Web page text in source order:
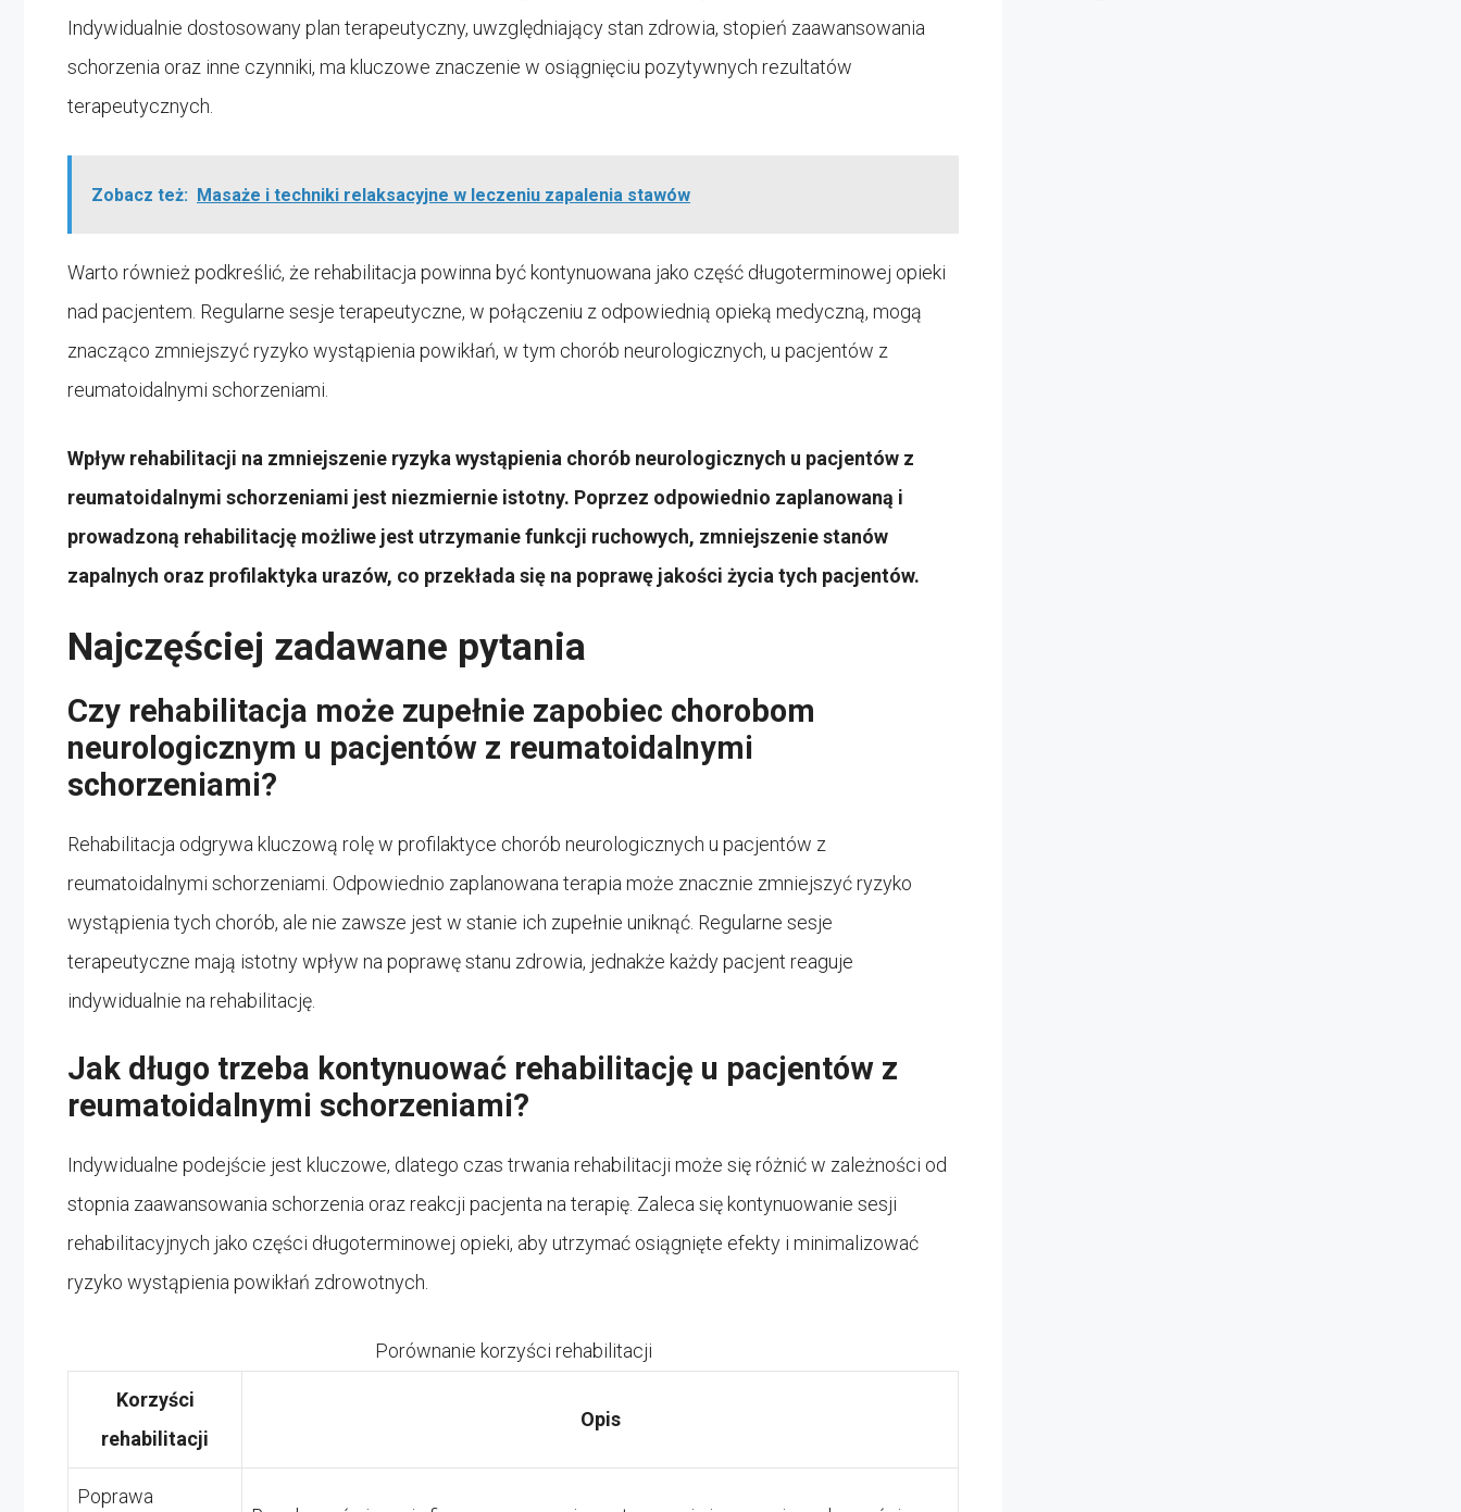
Indywidualnie dostosowany plan terapeutyczny, uwzględniający stan zdrowia, stopień zaawansowania
schorzenia oraz inne czynniki, ma kluczowe znaczenie w osiągnięciu pozytywnych rezultatów
terapeutycznych.
Zobacz też: Masaże i techniki relaksacyjne w leczeniu zapalenia stawów
Warto również podkreślić, że rehabilitacja powinna być kontynuowana jako część długoterminowej opieki
nad pacjentem. Regularne sesje terapeutyczne, w połączeniu z odpowiednią opieką medyczną, mogą
znacząco zmniejszyć ryzyko wystąpienia powikłań, w tym chorób neurologicznych, u pacjentów z
reumatoidalnymi schorzeniami.
Wpływ rehabilitacji na zmniejszenie ryzyka wystąpienia chorób neurologicznych u pacjentów z
reumatoidalnymi schorzeniami jest niezmiernie istotny. Poprzez odpowiednio zaplanowaną i
prowadzoną rehabilitację możliwe jest utrzymanie funkcji ruchowych, zmniejszenie stanów
zapalnych oraz profilaktyka urazów, co przekłada się na poprawę jakości życia tych pacjentów.
Najczęściej zadawane pytania
Czy rehabilitacja może zupełnie zapobiec chorobom
neurologicznym u pacjentów z reumatoidalnymi
schorzeniami?
Rehabilitacja odgrywa kluczową rolę w profilaktyce chorób neurologicznych u pacjentów z
reumatoidalnymi schorzeniami. Odpowiednio zaplanowana terapia może znacznie zmniejszyć ryzyko
wystąpienia tych chorób, ale nie zawsze jest w stanie ich zupełnie uniknąć. Regularne sesje
terapeutyczne mają istotny wpływ na poprawę stanu zdrowia, jednakże każdy pacjent reaguje
indywidualnie na rehabilitację.
Jak długo trzeba kontynuować rehabilitację u pacjentów z
reumatoidalnymi schorzeniami?
Indywidualne podejście jest kluczowe, dlatego czas trwania rehabilitacji może się różnić w zależności od
stopnia zaawansowania schorzenia oraz reakcji pacjenta na terapię. Zaleca się kontynuowanie sesji
rehabilitacyjnych jako części długoterminowej opieki, aby utrzymać osiągnięte efekty i minimalizować
ryzyko wystąpienia powikłań zdrowotnych.
Porównanie korzyści rehabilitacji
Korzyści
rehabilitacji
Opis
Poprawa